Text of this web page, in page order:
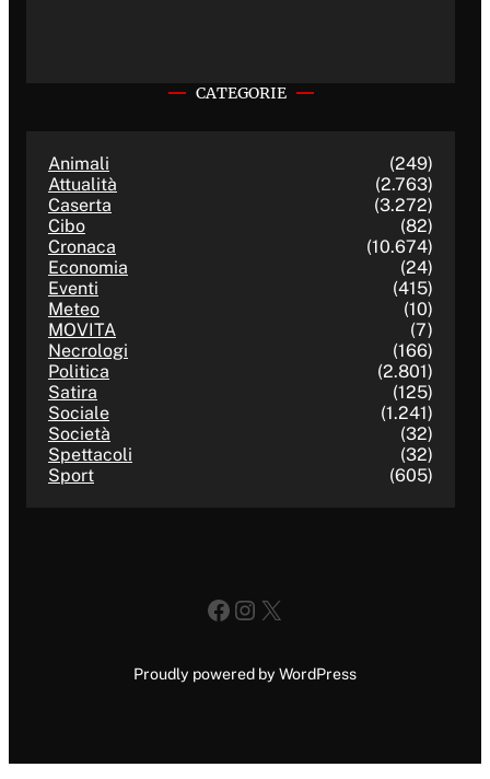
CATEGORIE
Animali
(249)
Attualità
(2.763)
Caserta
(3.272)
Cibo
(82)
Cronaca
(10.674)
Economia
(24)
Eventi
(415)
Meteo
(10)
MOVITA
(7)
Necrologi
(166)
Politica
(2.801)
Satira
(125)
Sociale
(1.241)
Società
(32)
Spettacoli
(32)
Sport
(605)
Facebook
Instagram
X
Proudly powered by WordPress